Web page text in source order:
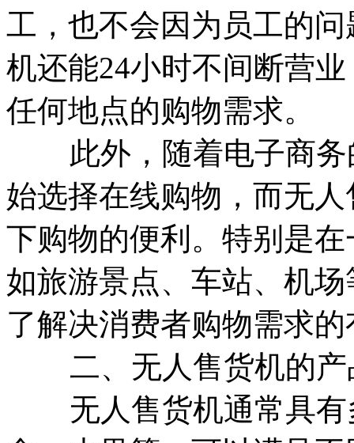
工，也不会因为员工的
机还能24小时不间断营
任何地点的购物需求。
此外，随着电子商务
始选择在线购物，而无
下购物的便利。特别是
如旅游景点、车站、机
了解决消费者购物需求
二、无人售货机的产
无人售货机通常具有